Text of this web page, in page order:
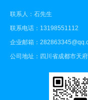
联系人：石先生
联系电话：13198551112
企业邮箱：
公司地址：四川省成都市天